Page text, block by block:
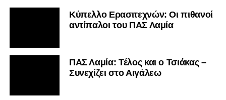
Κύπελλο Ερασιτεχνών: Οι πιθανοί
αντίπαλοι του ΠΑΣ Λαμία
ΠΑΣ Λαμία: Τέλος και ο Τσιάκας –
Συνεχίζει στο Αιγάλεω